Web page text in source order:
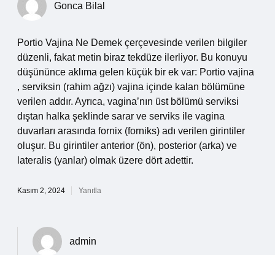
Gonca Bilal
Portio Vajina Ne Demek çerçevesinde verilen bilgiler
düzenli, fakat metin biraz tekdüze ilerliyor. Bu konuyu
düşününce aklıma gelen küçük bir ek var: Portio vajina
, serviksin (rahim ağzı) vajina içinde kalan bölümüne
verilen addır. Ayrıca, vagina’nın üst bölümü serviksi
dıştan halka şeklinde sarar ve serviks ile vagina
duvarları arasında fornix (forniks) adı verilen girintiler
oluşur. Bu girintiler anterior (ön), posterior (arka) ve
lateralis (yanlar) olmak üzere dört adettir.
Kasım 2, 2024 Yanıtla
admin